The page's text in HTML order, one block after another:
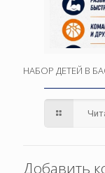
НАБОР ДЕТЕЙ В
Добавить